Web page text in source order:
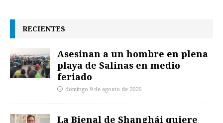
RECIENTES
Asesinan a un hombre en plena
playa de Salinas en medio
feriado
domingo 9 de agosto de 2026
La Bienal de Shanghái quiere